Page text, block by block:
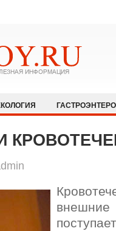
НЕВРОЛОГИЯ
ПСИХИАТРИЯ И
СЕКСОЛОГИЯ
ЭНДОКРИНОЛОГИЯ